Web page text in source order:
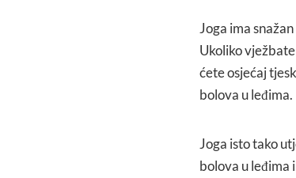
Joga ima
Ukoliko
ćete osjećaj
bolova u leđima.
Joga isto tako
bolova u leđima